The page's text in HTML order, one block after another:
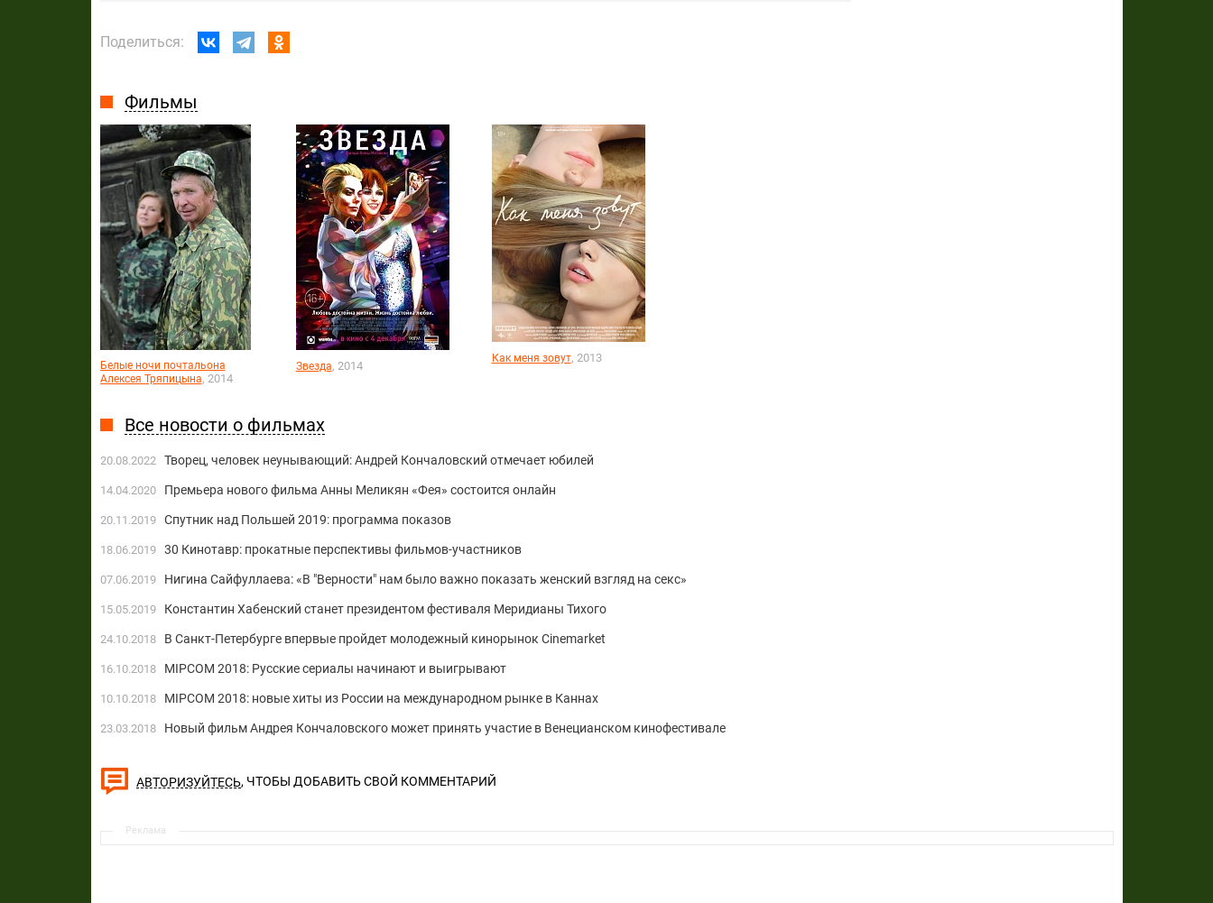
Поделиться:
Фильмы
Белые ночи почтальона
Алексея Тряпицына, 2014
Звезда, 2014
Как меня зовут, 2013
Все новости о фильмах
20.08.2022 Творец, человек неунывающий: Андрей Кончаловский отмечает юбилей
14.04.2020 Премьера нового фильма Анны Меликян «Фея» состоится онлайн
20.11.2019 Спутник над Польшей 2019: программа показов
18.06.2019 30 Кинотавр: прокатные перспективы фильмов-участников
07.06.2019 Нигина Сайфуллаева: «В "Верности" нам было важно показать женский взгляд на секс»
15.05.2019 Константин Хабенский станет президентом фестиваля Меридианы Тихого
24.10.2018 В Санкт-Петербурге впервые пройдет молодежный кинорынок Cinemarket
16.10.2018 MIPCOM 2018: Русские сериалы начинают и выигрывают
10.10.2018 MIPCOM 2018: новые хиты из России на международном рынке в Каннах
23.03.2018 Новый фильм Андрея Кончаловского может принять участие в Венецианском кинофестивале
АВТОРИЗУЙТЕСЬ, ЧТОБЫ ДОБАВИТЬ СВОЙ КОММЕНТАРИЙ
Реклама